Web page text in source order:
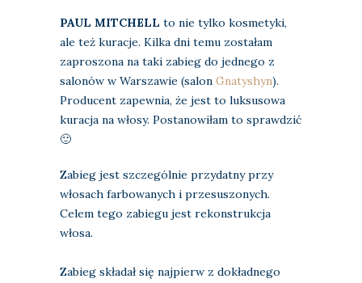
PAUL MITCHELL to nie tylko kosmetyki,
ale też kuracje. Kilka dni temu zostałam
zaproszona na taki zabieg do jednego z
salonów w Warszawie (salon Gnatyshyn).
Producent zapewnia, że jest to luksusowa
kuracja na włosy. Postanowiłam to sprawdzić
🙂
Zabieg jest szczególnie przydatny przy
włosach farbowanych i przesuszonych.
Celem tego zabiegu jest rekonstrukcja
włosa.
Zabieg składał się najpierw z dokładnego